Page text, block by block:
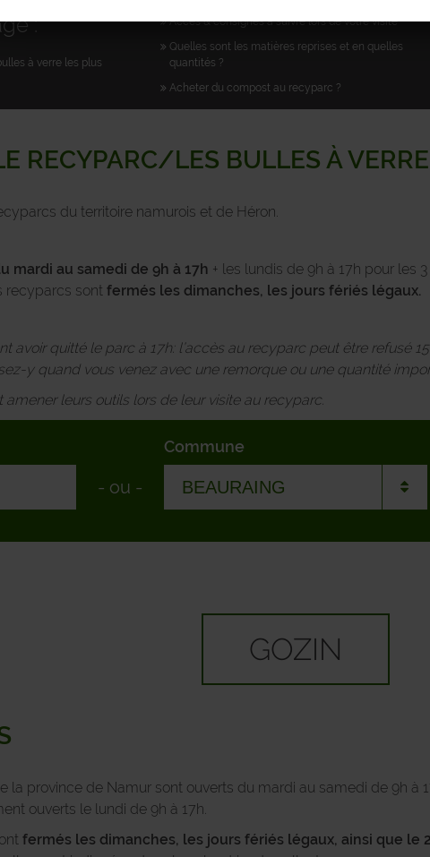
:
à verre les plus
Accès & consignes à suivre lors de votre visite
Quelles sont les matières reprises et en quelles
quantités ?
Acheter du compost au recyparc ?
RECYPARC/LES BULLES À
du territoire namurois et de Héron.
mardi au samedi de 9h à 17h + les lundis de 9h à 17h pour les
recyparcs sont fermés les dimanches, les jours fériés légaux.
avoir quitté le parc à 17h: l’accès au recyparc peut être refusé
y quand vous venez avec une remorque ou une quantité
amener leurs outils lors de leur visite au recyparc.
- ou -
Commune
ASSESSE
BEAURAING
CINEY
COUVIN
GOZIN
la province de Namur sont ouverts du mardi au samedi de 9h à
ouverts le lundi de 9h à 17h.
fermés les dimanches, les jours fériés légaux, ainsi que le